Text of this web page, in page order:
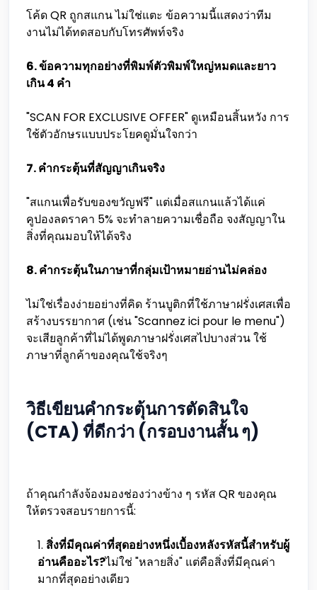
โค้ด QR ถูกสแกน ไม่ใช่แตะ ข้อความนี้แสดงว่าทีม
งานไม่ได้ทดสอบกับโทรศัพท์จริง
6. ข้อความทุกอย่างที่พิมพ์ตัวพิมพ์ใหญ่หมดและยาว
เกิน 4 คำ
"SCAN FOR EXCLUSIVE OFFER" ดูเหมือนสิ้นหวัง การ
ใช้ตัวอักษรแบบประโยคดูมั่นใจกว่า
7. คำกระตุ้นที่สัญญาเกินจริง
"สแกนเพื่อรับของขวัญฟรี" แต่เมื่อสแกนแล้วได้แค่
คูปองลดราคา 5% จะทำลายความเชื่อถือ จงสัญญาใน
สิ่งที่คุณมอบให้ได้จริง
8. คำกระตุ้นในภาษาที่กลุ่มเป้าหมายอ่านไม่คล่อง
ไม่ใช่เรื่องง่ายอย่างที่คิด ร้านบูติกที่ใช้ภาษาฝรั่งเศสเพื่อ
สร้างบรรยากาศ (เช่น "Scannez ici pour le menu")
จะเสียลูกค้าที่ไม่ได้พูดภาษาฝรั่งเศสไปบางส่วน ใช้
ภาษาที่ลูกค้าของคุณใช้จริงๆ
วิธีเขียนคำกระตุ้นการตัดสินใจ
(CTA) ที่ดีกว่า (กรอบงานสั้น ๆ)
ถ้าคุณกำลังจ้องมองช่องว่างข้าง ๆ รหัส QR ของคุณ
ให้ตรวจสอบรายการนี้:
สิ่งที่มีคุณค่าที่สุดอย่างหนึ่งเบื้องหลังรหัสนี้สำหรับผู้
อ่านคืออะไร?ไม่ใช่ "หลายสิ่ง" แต่คือสิ่งที่มีคุณค่า
มากที่สุดอย่างเดียว